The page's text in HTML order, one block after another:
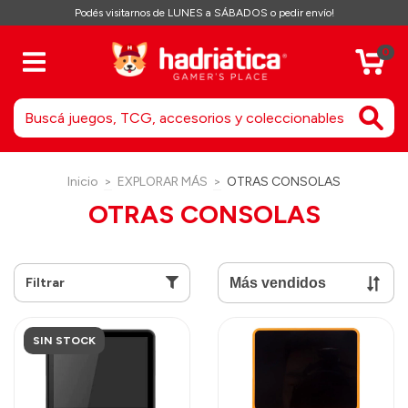
Podés visitarnos de LUNES a SÁBADOS o pedir envío!
0
Inicio > EXPLORAR MÁS > OTRAS CONSOLAS
OTRAS CONSOLAS
Filtrar
SIN STOCK